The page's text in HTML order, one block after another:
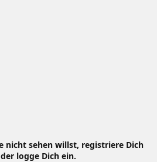
nicht sehen willst, registriere Dich
logge Dich ein.